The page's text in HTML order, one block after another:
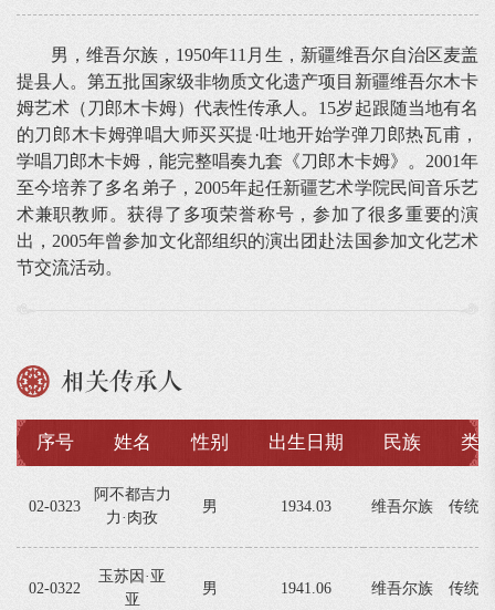
男，维吾尔族，1950年11月生，新疆维吾尔自治区麦盖
提县人。第五批国家级非物质文化遗产项目新疆维吾尔木卡
姆艺术（刀郎木卡姆）代表性传承人。15岁起跟随当地有名
的刀郎木卡姆弹唱大师买买提·吐地开始学弹刀郎热瓦甫，
学唱刀郎木卡姆，能完整唱奏九套《刀郎木卡姆》。2001年
至今培养了多名弟子，2005年起任新疆艺术学院民间音乐艺
术兼职教师。获得了多项荣誉称号，参加了很多重要的演
出，2005年曾参加文化部组织的演出团赴法国参加文化艺术
节交流活动。
相关传承人
序号 姓名 性别 出生日期 民族 类
02-0323
阿不都吉力
力·肉孜
男 1934.03 维吾尔族 传统
02-0322
玉苏因·亚
亚
男 1941.06 维吾尔族 传统